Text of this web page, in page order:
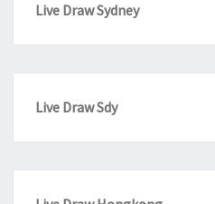
Live Draw Sydney
Live Draw Sdy